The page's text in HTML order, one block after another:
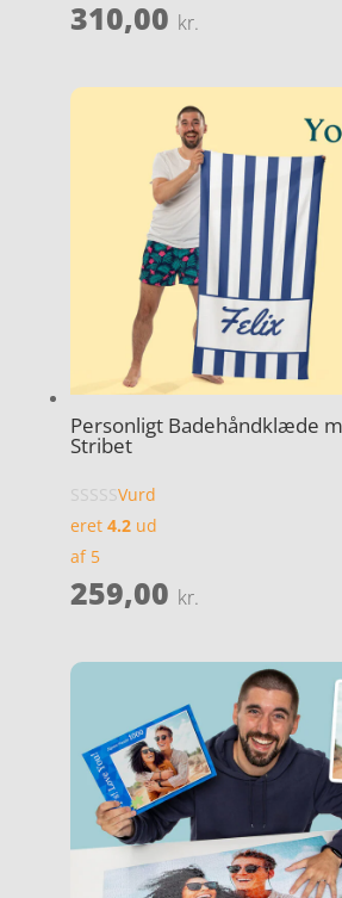
310,00 kr.
Personligt Badehåndklæde
Stribet
Vurd
eret 4.2ud
af 5
259,00 kr.